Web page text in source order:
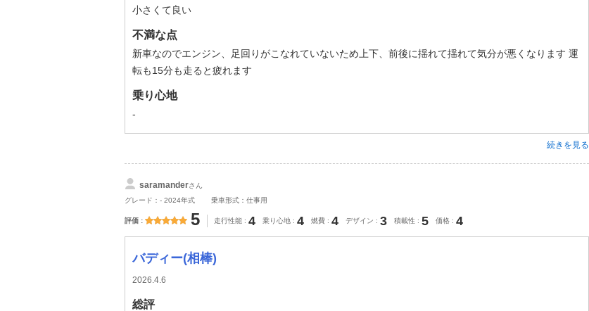
小さくて良い
不満な点
新車なのでエンジン、足回りがこなれていないため上下、前後に揺れて揺れて気分が悪くなります 運
転も15分も走ると疲れます
乗り心地
-
続きを見る
saramanderさん
グレード：- 2024年式
乗車形式：仕事用
評価 5 走行性能 4 乗り心地 4 燃費 4 デザイン 3 積載性 5 価格 4
バディー(相棒)
2026.4.6
総評